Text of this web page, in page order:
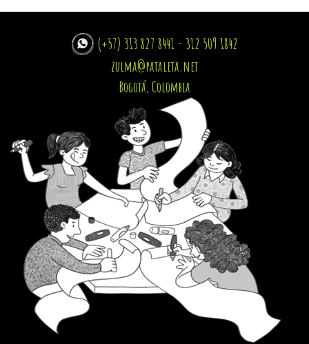
(+57) 313 827 8441 - 312 509 1842
zulma@pataleta.net
Bogotá, Colombia